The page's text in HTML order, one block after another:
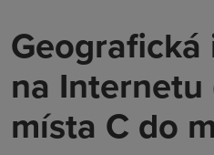
na Internetu
místa C do